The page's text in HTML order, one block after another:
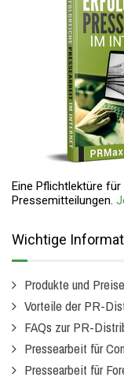
Eine Pflichtlektüre
Pressemitteilungen.
Wichtige
Produkte und Preise
Vorteile der PR-
FAQs zur PR-
Pressearbeit für
Pressearbeit für